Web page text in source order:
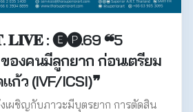
𝐋𝐈𝐕𝐄 : 🅔🅟.69 ❝5
องคนมีลูกยาก ก่อนเตรียม
ก้ว (IVF/ICSI)❞
เผชิญกับภาวะมีบุตรยาก การตัดสิน